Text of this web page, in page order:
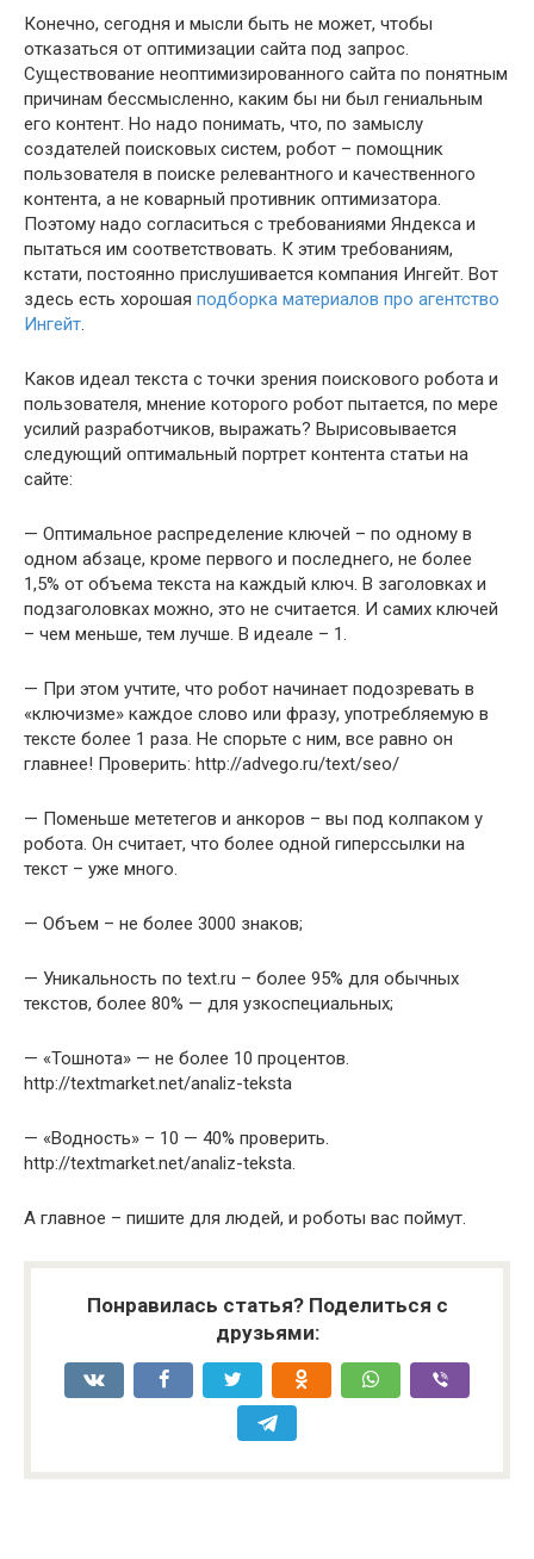
Конечно, сегодня и мысли быть не может, чтобы
отказаться от оптимизации сайта под запрос.
Существование неоптимизированного сайта по понятным
причинам бессмысленно, каким бы ни был гениальным
его контент. Но надо понимать, что, по замыслу
создателей поисковых систем, робот – помощник
пользователя в поиске релевантного и качественного
контента, а не коварный противник оптимизатора.
Поэтому надо согласиться с требованиями Яндекса и
пытаться им соответствовать. К этим требованиям,
кстати, постоянно прислушивается компания Ингейт. Вот
здесь есть хорошая подборка материалов про агентство
Ингейт.
Каков идеал текста с точки зрения поискового робота и
пользователя, мнение которого робот пытается, по мере
усилий разработчиков, выражать? Вырисовывается
следующий оптимальный портрет контента статьи на
сайте:
— Оптимальное распределение ключей – по одному в
одном абзаце, кроме первого и последнего, не более
1,5% от объема текста на каждый ключ. В заголовках и
подзаголовках можно, это не считается. И самих ключей
– чем меньше, тем лучше. В идеале – 1.
— При этом учтите, что робот начинает подозревать в
«ключизме» каждое слово или фразу, употребляемую в
тексте более 1 раза. Не спорьте с ним, все равно он
главнее! Проверить: http://advego.ru/text/seo/
— Поменьше мететегов и анкоров – вы под колпаком у
робота. Он считает, что более одной гиперссылки на
текст – уже много.
— Объем – не более 3000 знаков;
— Уникальность по text.ru – более 95% для обычных
текстов, более 80% — для узкоспециальных;
— «Тошнота» — не более 10 процентов.
http://textmarket.net/analiz-teksta
— «Водность» – 10 — 40% проверить.
http://textmarket.net/analiz-teksta.
А главное – пишите для людей, и роботы вас поймут.
Понравилась статья? Поделиться с
друзьями: